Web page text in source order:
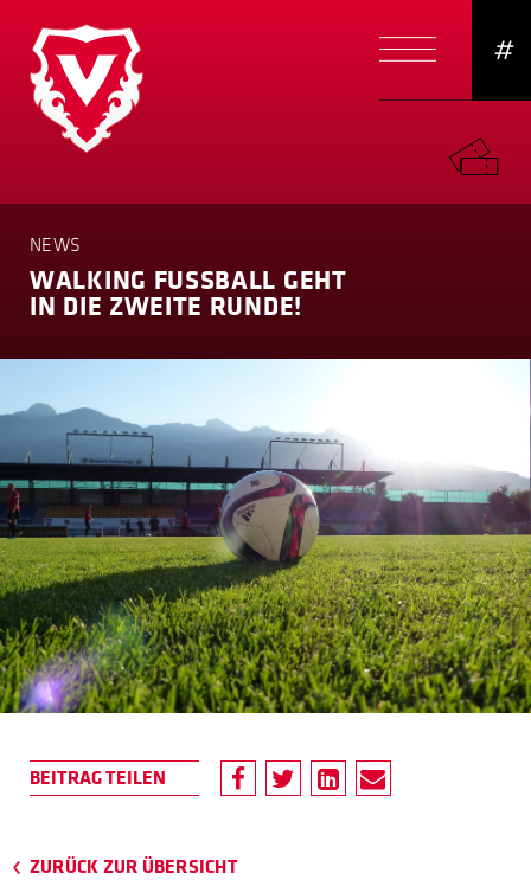
#
NEWS
WALKING FUSSBALL GEHT
IN DIE ZWEITE RUNDE!
ZURÜCK ZUR ÜBERSICHT